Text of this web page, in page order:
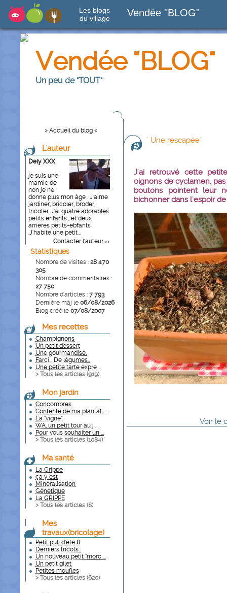
Les blogs
du village
Vendée "BLOG"
Vendée "BLOG"
Un peu de "TOUT"
> Accueil du blog <
L'auteur
Dely XXX
je suis une
mamie de
non je ne
donne plus mon âge . J'aime
jardiner, bricoler, broder,
tricoter. J'ai quatre adorables
petits enfants , et deux
arrières petits-ebfants
.J'habite une petit...
Contacter l'auteur >>
Statistiques
Nombre de visites : 28 470
305
Nombre de commentaires :
27 750
Nombre d'articles : 7 793
Dernière màj le 06/08/2026
Blog créé le 07/08/2007
Mes recettes
Champignons
Un petit dessert
Une gourmandise.
Farci... De légumes..
Une petite tarte expre ...
> Tous les articles (919)
Mon jardin
Concombres
Contente de ma plantat ...
La "vigne"
WA, un petit tour au j ...
Pour vous souhaiter un ...
> Tous les articles (1084)
Ma santé
La Grippe
ça y est
Minéralisation
Génétique
La GRIPPE
> Tous les articles (8)
Mes
travaux(bricolage)
Petit pull d'été 8
Derniers tricots..
Un nouveau petit "morc ...
Un petit gilet
Petites moufles
> Tous les articles (620)
" Une rescapée"
J'ai retrouvé cette
oignons de cyclamen,
boutons pointent leur
bichonner dans l'espoir
Voir le